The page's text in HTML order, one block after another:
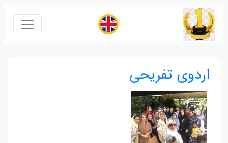
اردوی تفریحی